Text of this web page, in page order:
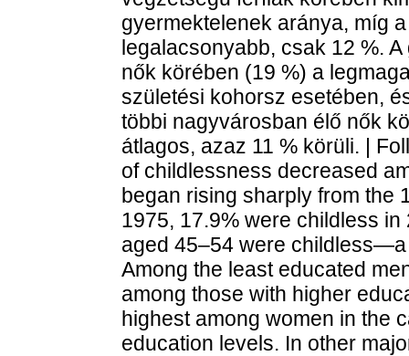
gyermektelenek aránya, míg
legalacsonyabb, csak 12 %.
nők körében (19 %) a
születési kohorsz esetében,
többi nagyvárosban élő nők
átlagos, azaz 11 % körüli. |
of childlessness decreased
began rising sharply from the
1975, 17.9% were childless
aged 45–54 were
Among the least educated
among those with higher
highest among women in the
education levels. In other